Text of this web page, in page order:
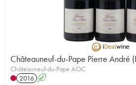
Châteauneuf-du-Pape Pierre André
Châteauneuf-du-Pape AOC
2016 A